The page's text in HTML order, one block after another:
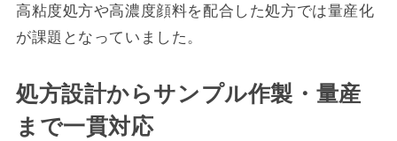
高粘度処方や高濃度顔料を配合した処方では量産化
が課題となっていました。
処方設計からサンプル作製・量産
まで一貫対応